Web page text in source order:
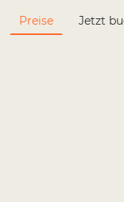
Preise Jetzt